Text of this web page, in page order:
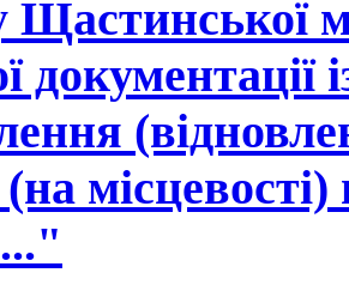
Щастинської